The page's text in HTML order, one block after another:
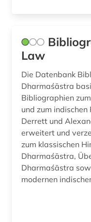
handelsrecht (3)
hinduismus (1)
hochschule (1)
hygiene (1)
indien (3)
Law
Die Datenbank
Dharmaśāstra
Bibliographien
und zum indischen
Derrett und
erweitert und verzeichnet Sekundärliteratur
zum klassischen
Dharmaśāstra,
Dharmaśāstra
modernen